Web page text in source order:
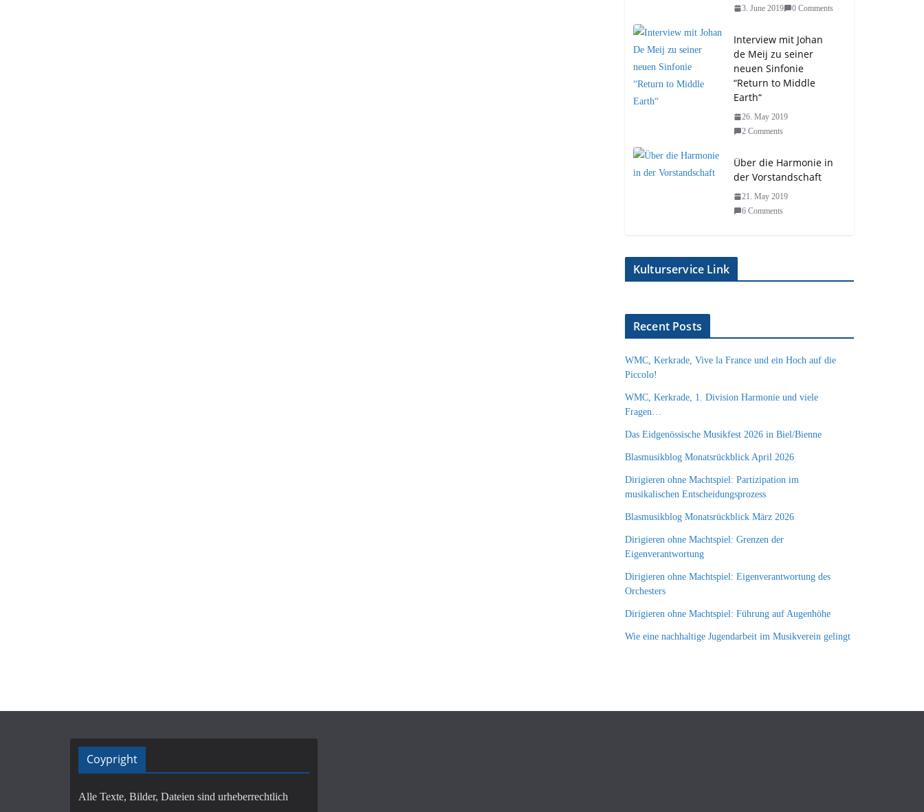
3. June 2019 0 Comments
Interview mit Johan
de Meij zu seiner
neuen Sinfonie
“Return to Middle
Earth“
26. May 2019
2 Comments
Über die Harmonie in
der Vorstandschaft
21. May 2019
6 Comments
Kulturservice Link
Recent Posts
WMC, Kerkrade, Vive la France und ein Hoch auf die
Piccolo!
WMC, Kerkrade, 1. Division Harmonie und viele
Fragen…
Das Eidgenössische Musikfest 2026 in Biel/Bienne
Blasmusikblog Monatsrückblick April 2026
Dirigieren ohne Machtspiel: Partizipation im
musikalischen Entscheidungsprozess
Blasmusikblog Monatsrückblick März 2026
Dirigieren ohne Machtspiel: Grenzen der
Eigenverantwortung
Dirigieren ohne Machtspiel: Eigenverantwortung des
Orchesters
Dirigieren ohne Machtspiel: Führung auf Augenhöhe
Wie eine nachhaltige Jugendarbeit im Musikverein gelingt
Coypright
Alle Texte, Bilder, Dateien sind urheberrechtlich